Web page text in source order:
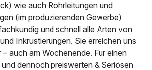
wie auch Rohrleitungen und
(im produzierenden Gewerbe)
und schnell alle Arten von
Inkrustierungen. Sie erreichen uns
– auch am Wochenende. Für einen
dennoch preiswerten & Seriösen